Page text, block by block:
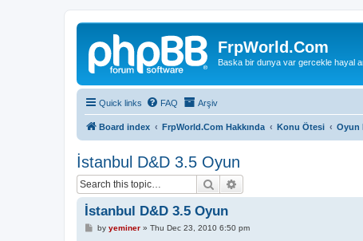
FrpWorld.Com
Baska bir dunya var gercekle hayal
Quick links FAQ Arşiv
Board index FrpWorld.Com Hakkında Konu Ötesi Oyun
İstanbul D&D 3.5 Oyun
Search
İstanbul D&D 3.5 Oyun
Pby yeminer» Thu Dec 23, 2010 6:50 pm